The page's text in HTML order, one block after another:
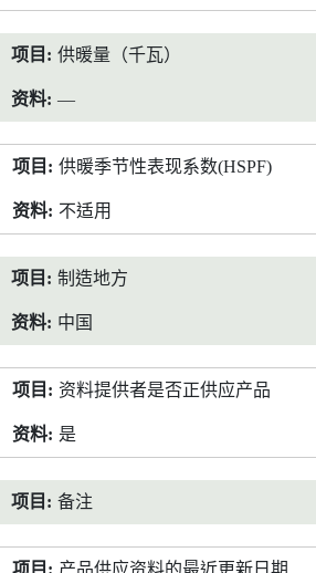
供暖量（千瓦）
—
供暖季节性表现系数(HSPF)
不适用
制造地方
中国
资料提供者是否正供应产品
是
备注
产品供应资料的最近更新日期